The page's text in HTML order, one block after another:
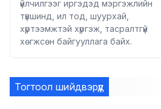
үйлчилгээг иргэдэд мэргэжлийн
түвшинд, ил тод, шуурхай,
хүртээмжтэй хүргэж, тасралтгүй
хөгжсөн байгууллага байх.
Тогтоол шийдвэрүүд